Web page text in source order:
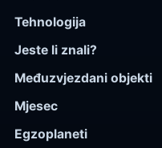
Tehnologija
Jeste li znali?
Međuzvjezdani objekti
Mjesec
Egzoplaneti